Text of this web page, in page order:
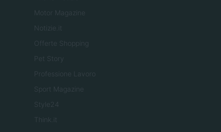
Motor Magazine
Notizie.it
Offerte Shopping
Pet Story
Professione Lavoro
Sport Magazine
Style24
Think.it